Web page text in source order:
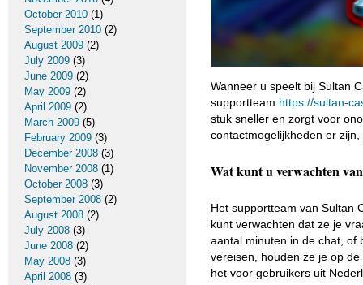
Wanneer u speelt bij Sultan
supportteam https://sultan-
stuk sneller en zorgt voor
contactmogelijkheden er
Wat kunt u verwachten
Het supportteam van Sultan
kunt verwachten dat ze je
aantal minuten in de chat, of
vereisen, houden ze je op
het voor gebruikers uit
October 2010 (1)
September 2010 (2)
August 2009 (2)
July 2009 (3)
June 2009 (2)
May 2009 (2)
April 2009 (2)
March 2009 (5)
February 2009 (3)
December 2008 (3)
November 2008 (1)
October 2008 (3)
September 2008 (2)
August 2008 (2)
July 2008 (3)
June 2008 (2)
May 2008 (3)
April 2008 (3)